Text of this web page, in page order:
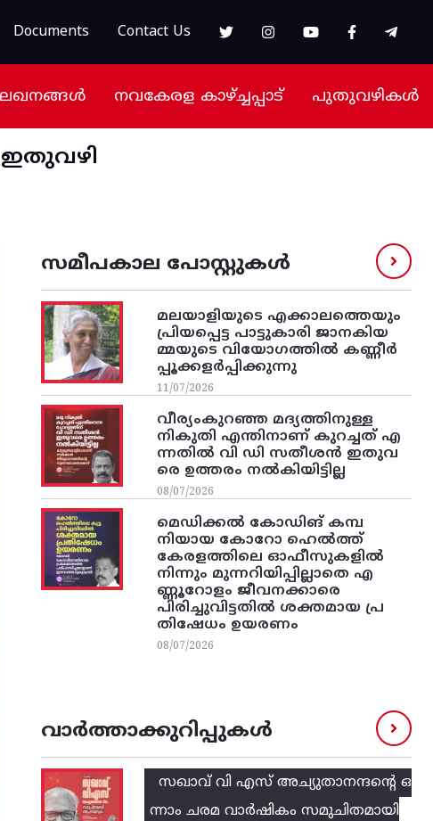
Documents Contact Us
നവകേരള കാഴ്ച്ചപ്പാട് പുതുവഴികൾ
സമീപകാല പോസ്റ്റുകൾ
മലയാളിയുടെ എക്കാലത്തെയും
പ്രിയപ്പെട്ട പാട്ടുകാരി ജാനകിയ
മ്മയുടെ വിയോഗത്തിൽ കണ്ണീർ
പ്പൂക്കളർപ്പിക്കുന്നു
11/07/2026
വീര്യംകുറഞ്ഞ മദ്യത്തിനുള്ള
നികുതി എന്തിനാണ് കുറച്ചത് എ
ന്നതിൽ വി ഡി സതീശൻ ഇതുവ
രെ ഉത്തരം നൽകിയിട്ടില്ല
08/07/2026
മെഡിക്കൽ കോഡിങ് കമ്പ
നിയായ കോറോ ഹെൽത്ത്
കേരളത്തിലെ ഓഫീസുകളിൽ
നിന്നും മുന്നറിയിപ്പില്ലാതെ എ
ണ്ണൂറോളം ജീവനക്കാരെ
പിരിച്ചുവിട്ടതിൽ‌ ശക്തമായ പ്ര
തിഷേധം ഉയരണം
08/07/2026
വാർത്താക്കുറിപ്പുകൾ
സഖാവ് വി എസ്‌ അച്യുതാനന്ദന്റെ ഒ
ന്നാം ചരമ വാര്‍ഷികം സമുചിതമായി